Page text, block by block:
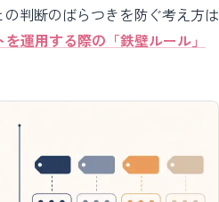
判断のばらつきを防ぐ考え方は
運用する際の「鉄壁ルール」